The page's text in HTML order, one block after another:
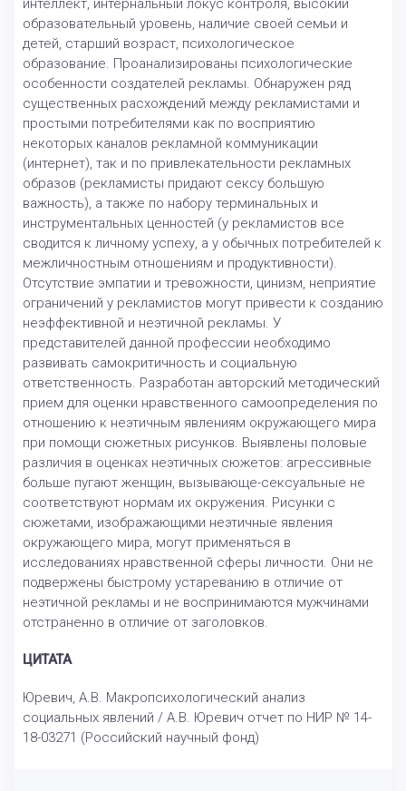
интеллект, интернальный локус контроля, высокий
образовательный уровень, наличие своей семьи и
детей, старший возраст, психологическое
образование. Проанализированы психологические
особенности создателей рекламы. Обнаружен ряд
существенных расхождений между рекламистами и
простыми потребителями как по восприятию
некоторых каналов рекламной коммуникации
(интернет), так и по привлекательности рекламных
образов (рекламисты придают сексу большую
важность), а также по набору терминальных и
инструментальных ценностей (у рекламистов все
сводится к личному успеху, а у обычных потребителей к
межличностным отношениям и продуктивности).
Отсутствие эмпатии и тревожности, цинизм, неприятие
ограничений у рекламистов могут привести к созданию
неэффективной и неэтичной рекламы. У
представителей данной профессии необходимо
развивать самокритичность и социальную
ответственность. Разработан авторский методический
прием для оценки нравственного самоопределения по
отношению к неэтичным явлениям окружающего мира
при помощи сюжетных рисунков. Выявлены половые
различия в оценках неэтичных сюжетов: агрессивные
больше пугают женщин, вызывающе-сексуальные не
соответствуют нормам их окружения. Рисунки с
сюжетами, изображающими неэтичные явления
окружающего мира, могут применяться в
исследованиях нравственной сферы личности. Они не
подвержены быстрому устареванию в отличие от
неэтичной рекламы и не воспринимаются мужчинами
отстраненно в отличие от заголовков.
ЦИТАТА
Юревич, А.В. Макропсихологический анализ
социальных явлений / А.В. Юревич отчет по НИР № 14-
18-03271 (Российский научный фонд)